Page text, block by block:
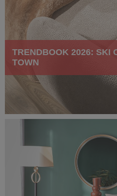
TRENDBOOK 2026: SKI
TOWN